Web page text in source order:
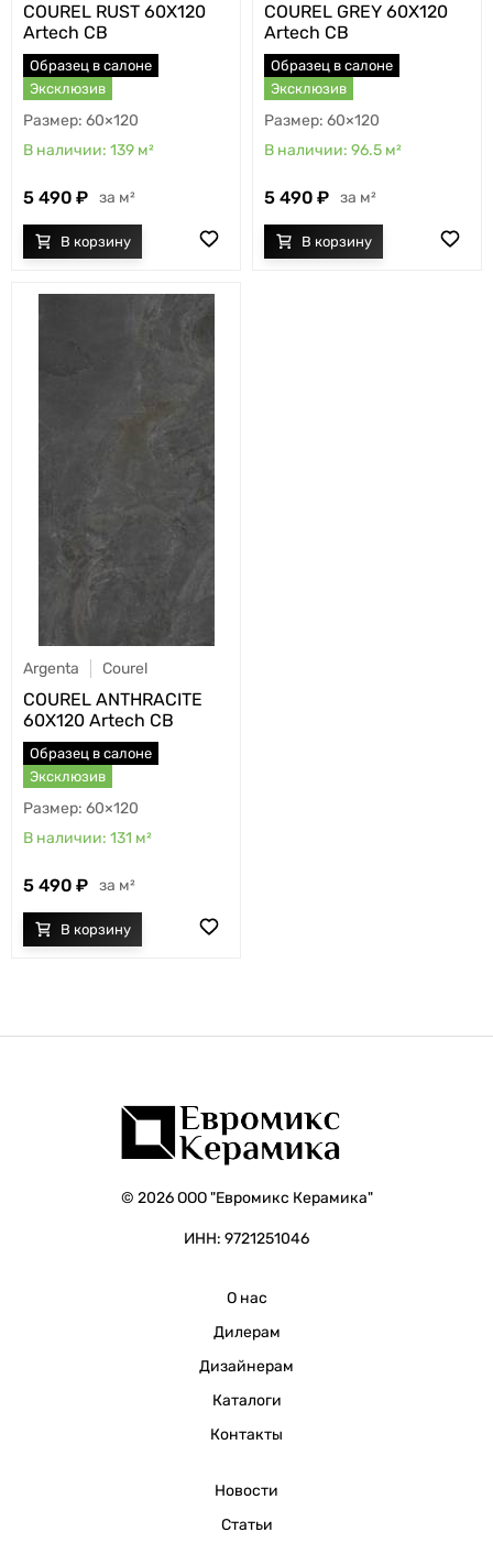
COUREL RUST 60X120
Artech CB
Образец в салоне
Эксклюзив
60×120
139 м²
5 490 м²
COUREL GREY 60X120
Artech CB
Образец в салоне
Эксклюзив
60×120
96.5 м²
5 490 м²
Argenta Courel
COUREL ANTHRACITE
60X120 Artech CB
Образец в салоне
Эксклюзив
60×120
131 м²
5 490 м²
© 2026 ООО "Евромикс Керамика"
ИНН: 9721251046
О нас
Дилерам
Дизайнерам
Каталоги
Контакты
Новости
Статьи